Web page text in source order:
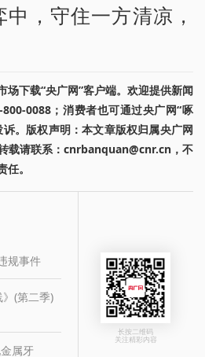
，守住一方清凉，
场下载“央广网”客户端。欢迎提供新闻
0088；消费者也可通过央广网“啄
。版权声明：本文章版权归属央广网
载请联系：cnrbanquan@cnr.cn，不
。
规事件
(第二季)
属牙
长按二维码
关注精彩内容